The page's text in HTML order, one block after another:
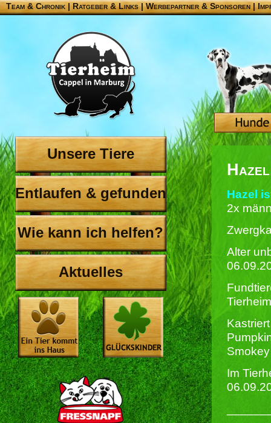
Team & Chronik |Ratgeber & Links|Werbepartner & Sponsoren|
Unsere Tiere
Entlaufen & gefunden
Wie kann ich helfen?
Aktuelles
Hazel
2x
Alter
Im